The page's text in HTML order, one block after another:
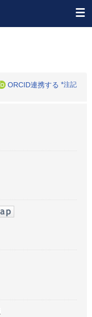
ORCID連携する *注記